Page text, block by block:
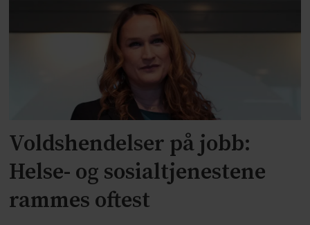
Voldshendelser på jobb:
Helse- og sosialtjenestene
rammes oftest